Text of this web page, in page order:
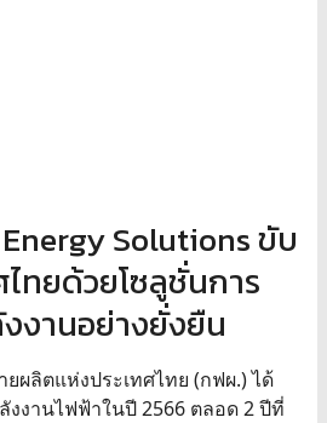
Solutions ขับ
ไทยด้วยโซลูชั่นการ
งานอย่างยั่งยืน
ผลิตแห่งประเทศไทย (กฟผ.) ได้
งานไฟฟ้าในปี 2566 ตลอด 2 ปีที่